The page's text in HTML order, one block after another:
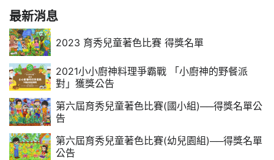
最新消息
2023 育秀兒童著色比賽 得獎名單
2021小小廚神料理爭霸戰 「小廚神的野餐派
對」獲獎公告
第六屆育秀兒童著色比賽(國小組)──得獎名單公
告
第六屆育秀兒童著色比賽(幼兒園組)──得獎名單
公告